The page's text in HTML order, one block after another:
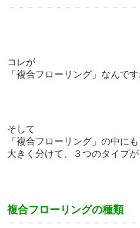
－－－－－－－－－－－－－
コレが
「複合フローリング」なんです
そして
「複合フローリング」の中にも
大きく分けて、３つのタイプが
複合フローリングの種類
－－－－－－－－－－－－－